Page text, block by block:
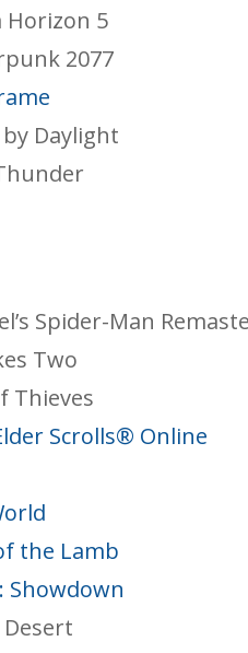
Horizon 5
2077
by Daylight
Spider-Man
Two
Thieves
Scrolls® Online
the Lamb
Showdown
Desert